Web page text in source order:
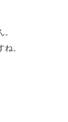
。